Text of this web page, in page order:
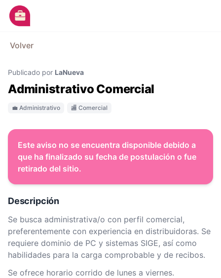
Ir al contenido principal
Categorías
Empresas
Blog
Dejá tu CV
Volver
Publicado por LaNueva
Administrativo Comercial
💼 Administrativo 🏬 Comercial
Este aviso no se encuentra disponible debido a
que ha finalizado su fecha de postulación o fue
retirado del sitio.
Descripción
Se busca administrativa/o con perfil comercial,
preferentemente con experiencia en distribuidoras. Se
requiere dominio de PC y sistemas SIGE, así como
habilidades para la carga comprobable y de recibos.
Se ofrece horario corrido de lunes a viernes.